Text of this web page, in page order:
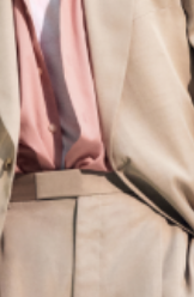
estilo de vida e moda.
INSCREVA-SE AGORA